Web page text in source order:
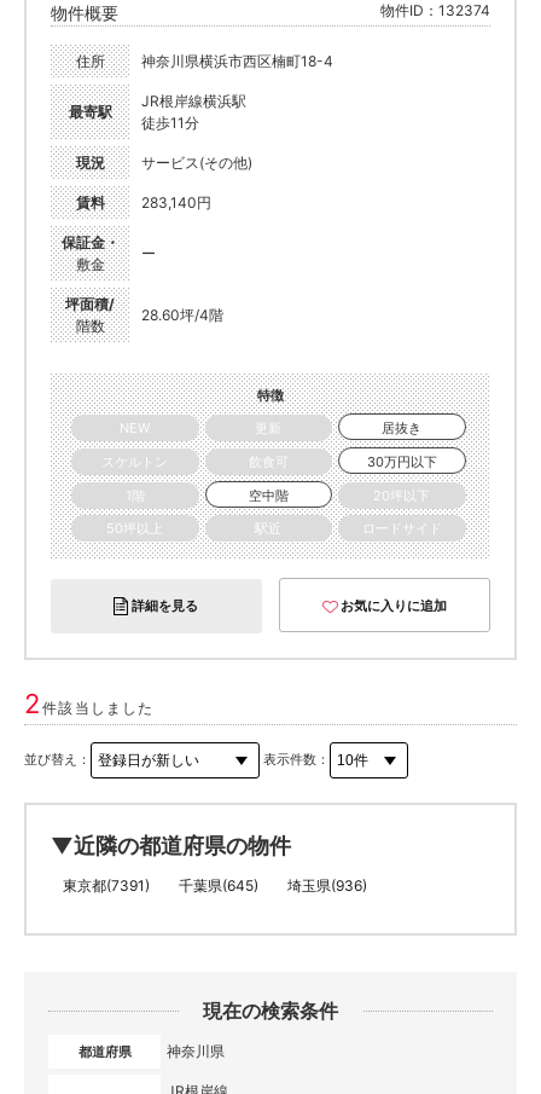
物件概要 物件ID：132374
住所 神奈川県横浜市西区楠町18-4
最寄駅
JR根岸線横浜駅
徒歩11分
現況 サービス(その他)
賃料 283,140円
保証金・
敷金
ー
坪面積/
階数
28.60坪/4階
特徴
NEW
更新
居抜き
スケルトン
飲食可
30万円以下
1階
空中階
20坪以下
50坪以上
駅近 ロードサイド
詳細を見る お気に入りに追加
2件該当しました
並び替え： 表示件数：
▼近隣の都道府県の物件
東京都(7391) 千葉県(645) 埼玉県(936)
現在の検索条件
都道府県 神奈川県